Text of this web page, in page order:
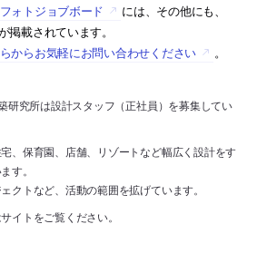
ォトジョブボード
には、その他にも、
載されています。
からお気軽にお問い合わせください
。
究所は設計スタッフ（正社員）を募集してい
、保育園、店舗、リゾートなど幅広く設計をす
す。
クトなど、活動の範囲を拡げています。
イトをご覧ください。